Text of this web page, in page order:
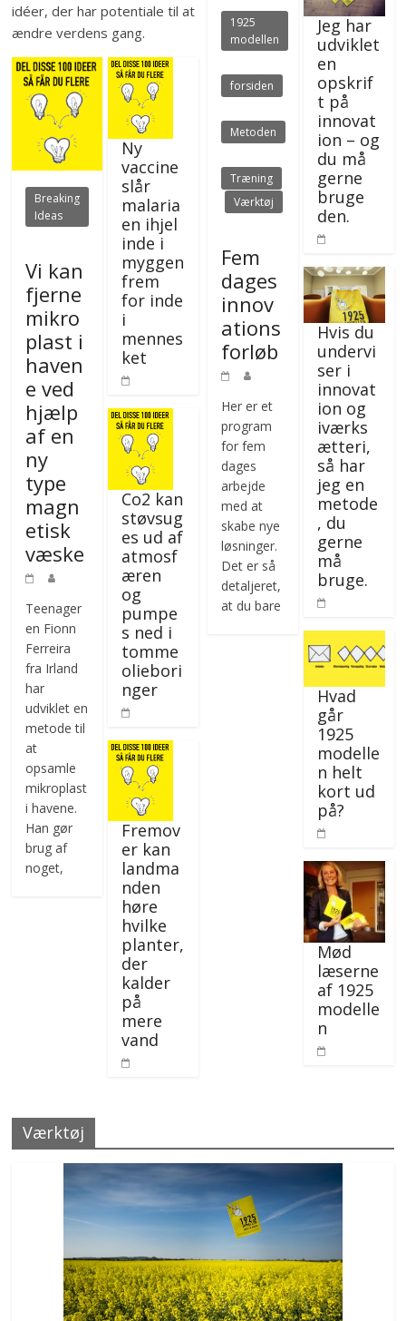
idéer, der har potentiale til at
ændre verdens gang.
Breaking
Ideas
Vi kan
fjerne
mikro
plast i
haven
e ved
hjælp
af en
ny
type
magn
etisk
væske
Teenager
en Fionn
Ferreira
fra Irland
har
udviklet en
metode til
at
opsamle
mikroplast
i havene.
Han gør
brug af
noget,
Ny
vaccine
slår
malaria
en ihjel
inde i
myggen
frem
for inde
i
mennes
ket
Co2 kan
støvsug
es ud af
atmosf
æren
og
pumpe
s ned i
tomme
oliebori
nger
Fremov
er kan
landma
nden
høre
hvilke
planter,
der
kalder
på
mere
vand
1925
modellen
forsiden
Metoden
Træning
Værktøj
Fem
dages
innov
ations
forløb
Her er et
program
for fem
dages
arbejde
med at
skabe nye
løsninger.
Det er så
detaljeret,
at du bare
Jeg har
udviklet
en
opskrif
t på
innovat
ion – og
du må
gerne
bruge
den.
Hvis du
undervi
ser i
innovat
ion og
iværks
ætteri,
så har
jeg en
metode
, du
gerne
må
bruge.
Hvad
går
1925
modelle
n helt
kort ud
på?
Mød
læserne
af 1925
modelle
n
Værktøj